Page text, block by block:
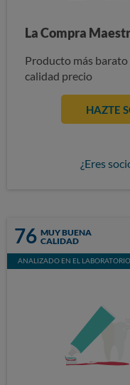
La Compra
Producto más
calidad precio
HAZTE
¿Eres
76 MUY BUENA
CALIDAD
ANALIZADO EN EL LABORATORIO